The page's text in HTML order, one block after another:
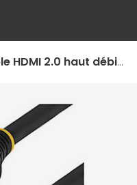
StarTech.com Câble HDMI 2.0 haut débit certifié 18Gbps 4K 60Hz - 1 m